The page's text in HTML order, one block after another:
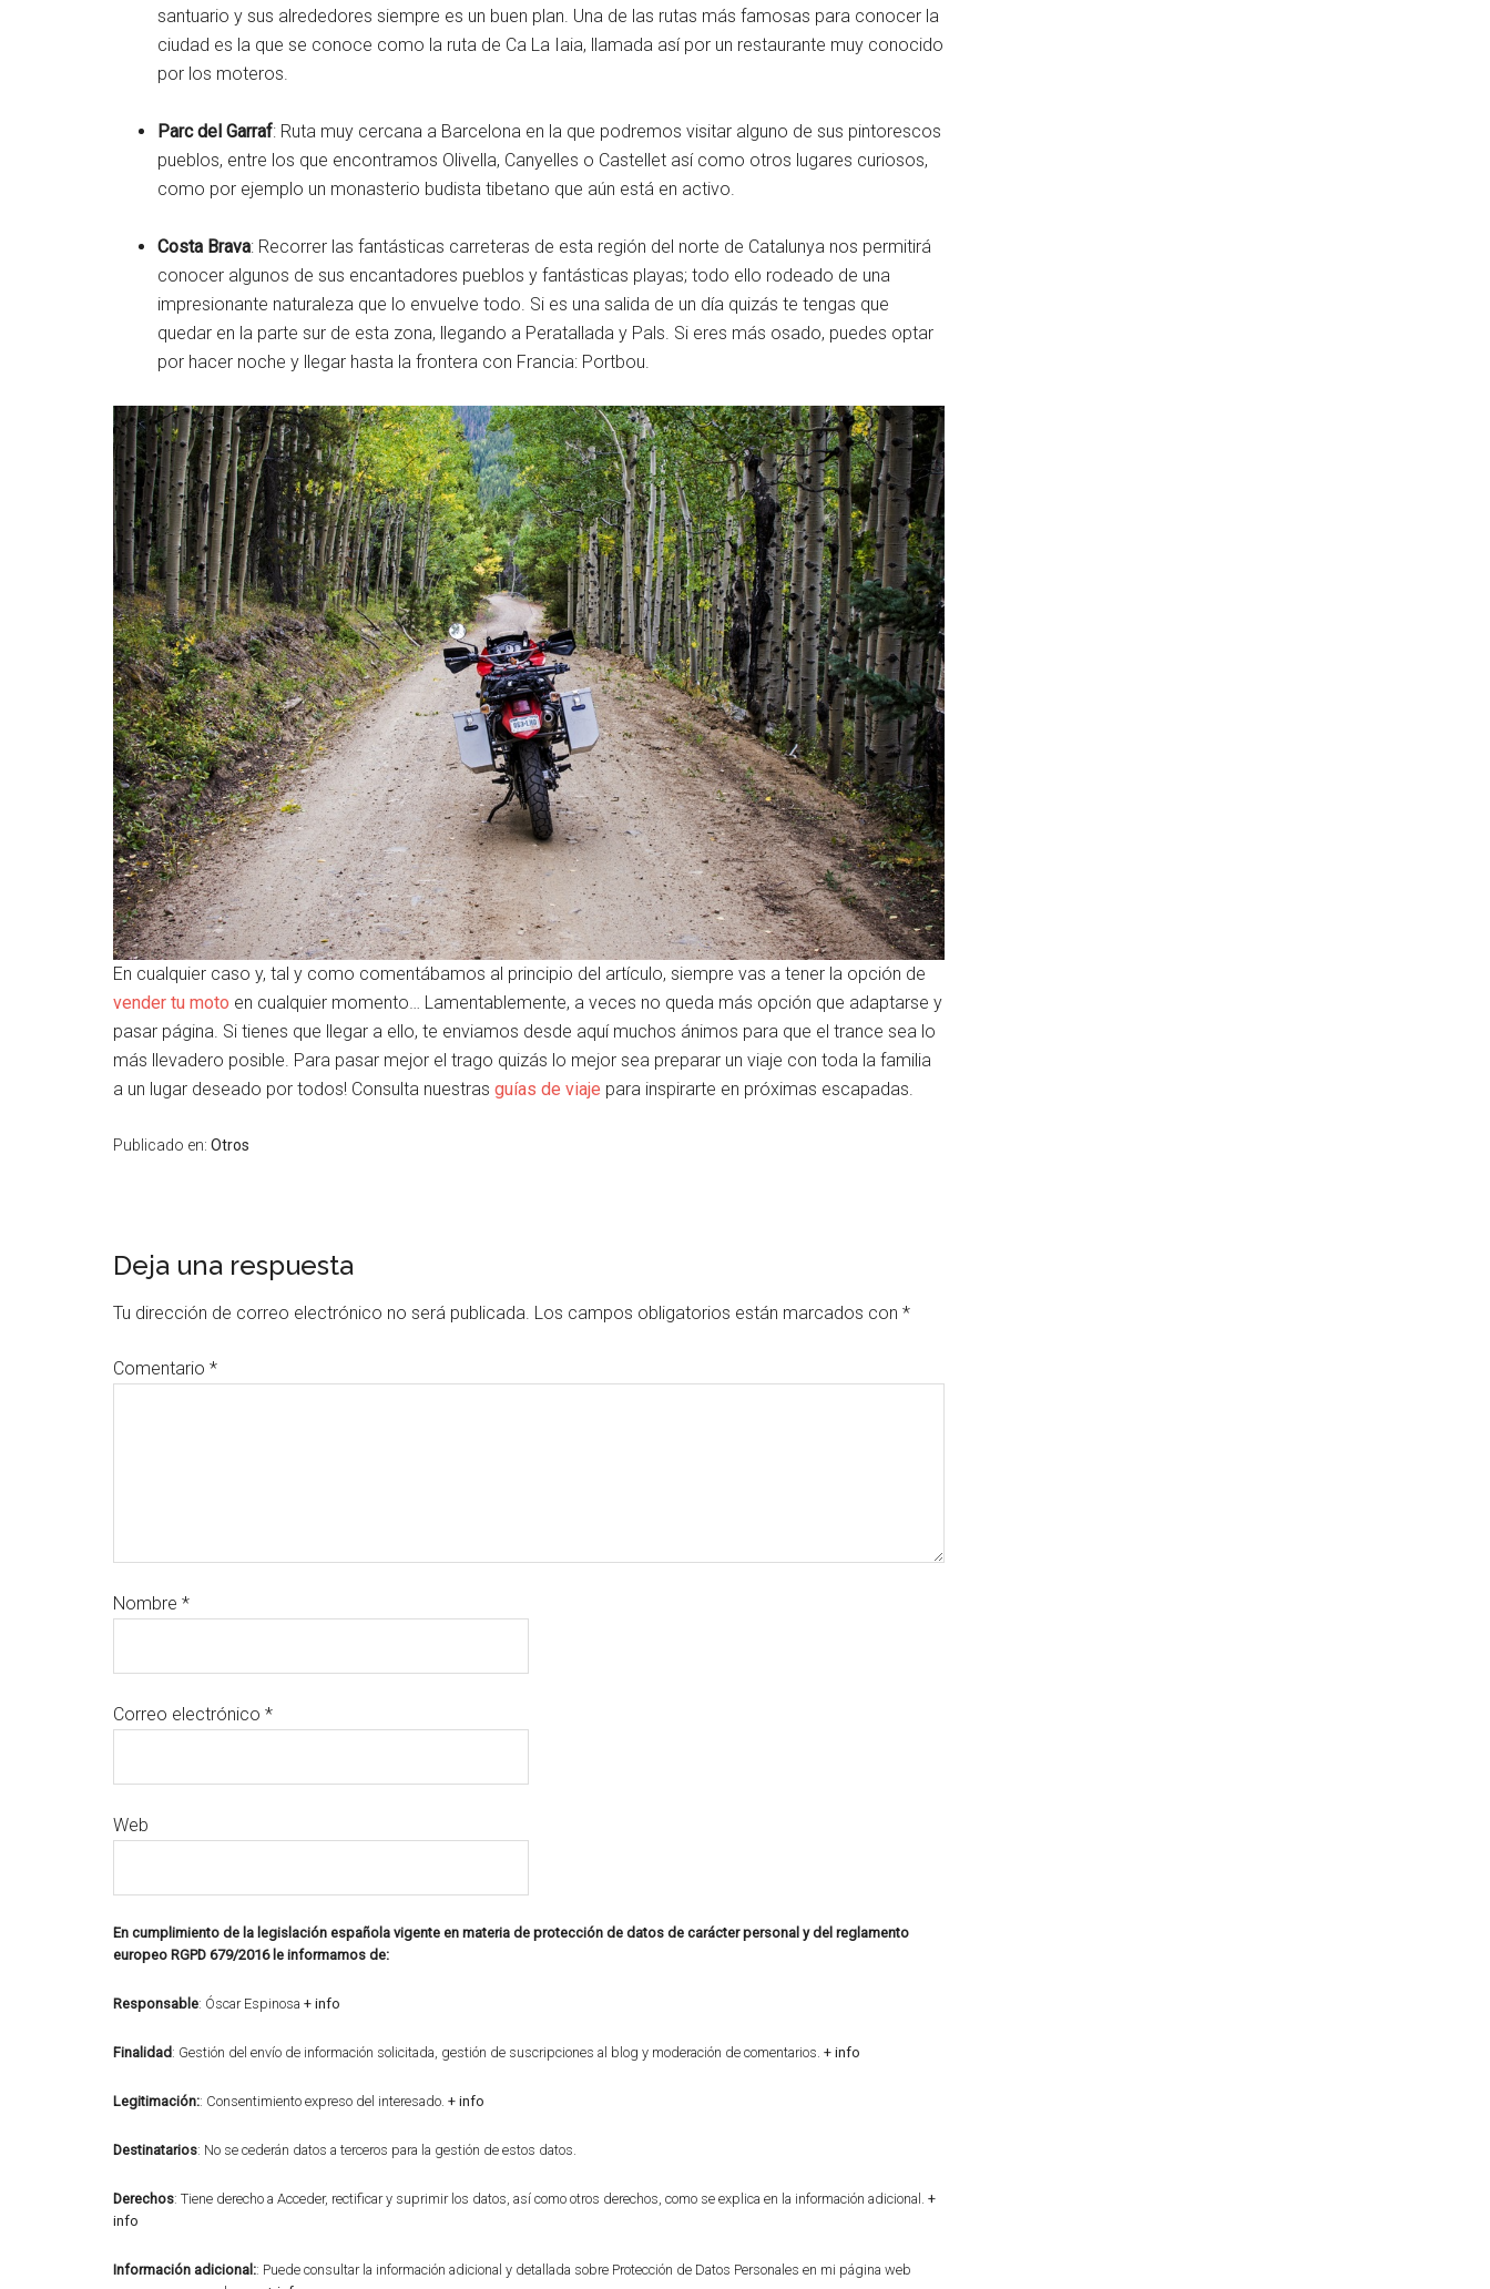
santuario y sus alrededores siempre es un buen plan. Una de las rutas más famosas para conocer la
ciudad es la que se conoce como la ruta de Ca La Iaia, llamada así por un restaurante muy conocido
por los moteros.
Parc del Garraf: Ruta muy cercana a Barcelona en la que podremos visitar alguno de sus pintorescos
pueblos, entre los que encontramos Olivella, Canyelles o Castellet así como otros lugares curiosos,
como por ejemplo un monasterio budista tibetano que aún está en activo.
Costa Brava: Recorrer las fantásticas carreteras de esta región del norte de Catalunya nos permitirá
conocer algunos de sus encantadores pueblos y fantásticas playas; todo ello rodeado de una
impresionante naturaleza que lo envuelve todo. Si es una salida de un día quizás te tengas que
quedar en la parte sur de esta zona, llegando a Peratallada y Pals. Si eres más osado, puedes optar
por hacer noche y llegar hasta la frontera con Francia: Portbou.
En cualquier caso y, tal y como comentábamos al principio del artículo, siempre vas a tener la opción de
vender tu moto en cualquier momento… Lamentablemente, a veces no queda más opción que adaptarse y
pasar página. Si tienes que llegar a ello, te enviamos desde aquí muchos ánimos para que el trance sea lo
más llevadero posible. Para pasar mejor el trago quizás lo mejor sea preparar un viaje con toda la familia
a un lugar deseado por todos! Consulta nuestras guías de viaje para inspirarte en próximas escapadas.
Publicado en: Otros
Deja una respuesta
Tu dirección de correo electrónico no será publicada. Los campos obligatorios están marcados con *
Comentario *
Nombre *
Correo electrónico *
Web
En cumplimiento de la legislación española vigente en materia de protección de datos de carácter personal y del reglamento
europeo RGPD 679/2016 le informamos de:
Responsable: Óscar Espinosa + info
Finalidad: Gestión del envío de información solicitada, gestión de suscripciones al blog y moderación de comentarios. + info
Legitimación:: Consentimiento expreso del interesado. + info
Destinatarios: No se cederán datos a terceros para la gestión de estos datos.
Derechos: Tiene derecho a Acceder, rectificar y suprimir los datos, así como otros derechos, como se explica en la información adicional. +
info
Información adicional:: Puede consultar la información adicional y detallada sobre Protección de Datos Personales en mi página web